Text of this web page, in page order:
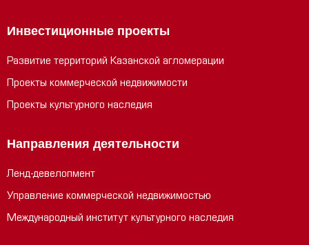
Инвестиционные проекты
Развитие территорий Казанской агломерации
Проекты коммерческой недвижимости
Проекты культурного наследия
Направления деятельности
Ленд-девелопмент
Управление коммерческой недвижимостью
Международный институт культурного наследия